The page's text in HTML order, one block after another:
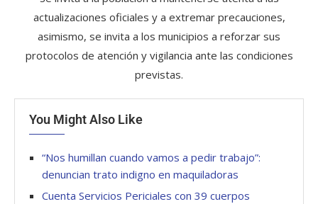
actualizaciones oficiales y a extremar precauciones,
asimismo, se invita a los municipios a reforzar sus
protocolos de atención y vigilancia ante las condiciones
previstas.
You Might Also Like
“Nos humillan cuando vamos a pedir trabajo”:
denuncian trato indigno en maquiladoras
Cuenta Servicios Periciales con 39 cuerpos